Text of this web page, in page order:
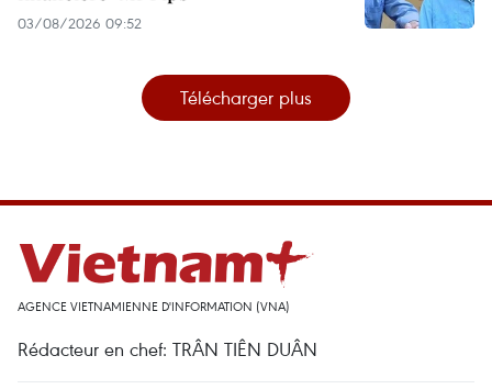
03/08/2026 09:52
Télécharger plus
AGENCE VIETNAMIENNE D'INFORMATION (VNA)
Rédacteur en chef: TRÂN TIÊN DUÂN